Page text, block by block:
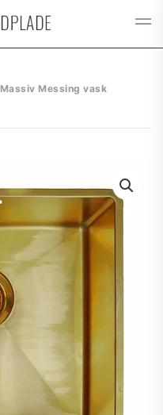
Massiv Messing vask